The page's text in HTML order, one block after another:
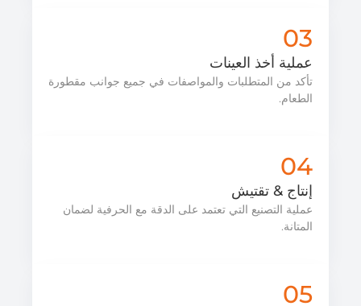
03
عملية أخذ العينات
تأكد من المتطلبات والمواصفات في جميع جوانب مقطورة
الطعام.
04
إنتاج & تقتيش
عملية التصنيع التي تعتمد على الدقة مع الحرفية لضمان
المتانة.
05